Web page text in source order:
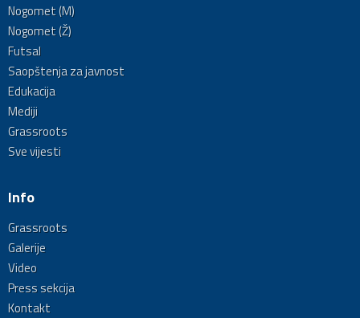
Nogomet (M)
Nogomet (Ž)
Futsal
Saopštenja za javnost
Edukacija
Mediji
Grassroots
Sve vijesti
Info
Grassroots
Galerije
Video
Press sekcija
Kontakt